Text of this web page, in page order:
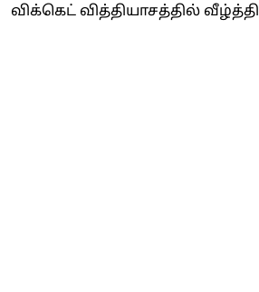
விக்கெட் வித்தியாசத்தில் வீழ்த்தி